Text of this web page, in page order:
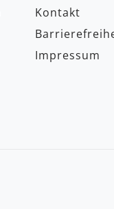
Kontakt
Impressum